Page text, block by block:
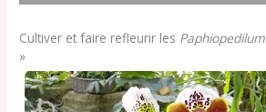
Cultiver et faire refleurir les Paphiopedilum
»